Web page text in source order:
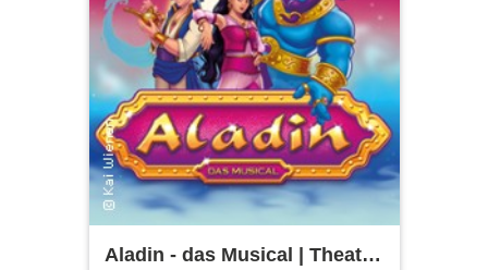
Aladin - das Musical | Theater